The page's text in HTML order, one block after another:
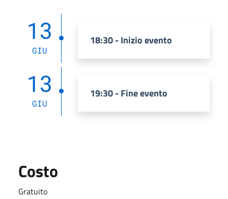
13
GIU
18:30 - Inizio evento
13
GIU
19:30 - Fine evento
Costo
Gratuito